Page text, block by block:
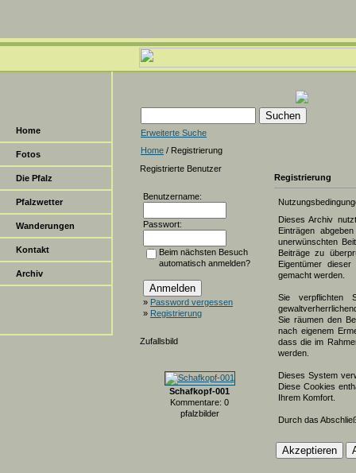
Home
Fotos
Die Pfalz
Pfalzwetter
Wanderungen
Kontakt
Archiv
Erweiterte Suche
Home / Registrierung
Registrierte Benutzer
Benutzername:
Passwort:
Beim nächsten Besuch
automatisch anmelden?
» Password vergessen
» Registrierung
Zufallsbild
Schafkopf-001
Kommentare: 0
pfalzbilder
Registrierung
Dieses Archiv
Einträgen
unerwünschten
Beiträge zu
Eigentümer
gemacht werden.
Sie verpflichten
Sie räumen den
nach eigenem
dass die im
werden.
Dieses System
Diese Cookies
Ihrem Komfort.
Durch das